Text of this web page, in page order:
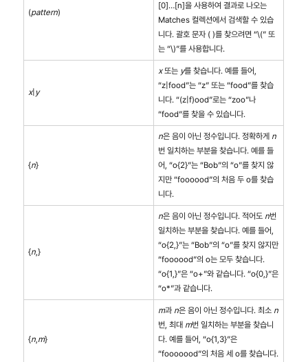
(pattern)
[0]…[n]을 사용하여 결과로 나오는
Matches 컬렉션에서 검색할 수 있습
니다. 괄호 문자 ( )를 찾으려면 “\(” 또
는 “\)”를 사용합니다.
x| y
x또는 y를 찾습니다. 예를 들어,
“z|food”는 “z” 또는 “food”를 찾습
니다. “(z|f)ood”로는 “zoo”나
“food”를 찾을 수 있습니다.
{n}
n은 음이 아닌 정수입니다. 정확하게 n
번 일치하는 부분을 찾습니다. 예를 들
어, “o{2}”는 “Bob”의 “o”를 찾지 않
지만 “foooood”의 처음 두 o를 찾습
니다.
{n,}
n은 음이 아닌 정수입니다. 적어도 n번
일치하는 부분을 찾습니다. 예를 들어,
“o{2,}”는 “Bob”의 “o”를 찾지 않지만
“foooood”의 o는 모두 찾습니다.
“o{1,}”은 “o+”와 같습니다. “o{0,}”은
“o*”과 같습니다.
{n,m}
m과 n은 음이 아닌 정수입니다. 최소 n
번, 최대 m번 일치하는 부분을 찾습니
다. 예를 들어, “o{1,3}”은
“fooooood”의 처음 세 o를 찾습니다.